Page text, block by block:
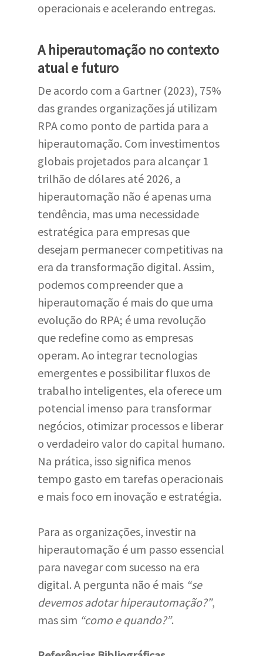
operacionais e acelerando entregas.
A hiperautomação no contexto
atual e futuro
De acordo com a Gartner (2023), 75%
das grandes organizações já utilizam
RPA como ponto de partida para a
hiperautomação. Com investimentos
globais projetados para alcançar 1
trilhão de dólares até 2026, a
hiperautomação não é apenas uma
tendência, mas uma necessidade
estratégica para empresas que
desejam permanecer competitivas na
era da transformação digital. Assim,
podemos compreender que a
hiperautomação é mais do que uma
evolução do RPA; é uma revolução
que redefine como as empresas
operam. Ao integrar tecnologias
emergentes e possibilitar fluxos de
trabalho inteligentes, ela oferece um
potencial imenso para transformar
negócios, otimizar processos e liberar
o verdadeiro valor do capital humano.
Na prática, isso significa menos
tempo gasto em tarefas operacionais
e mais foco em inovação e estratégia.
Para as organizações, investir na
hiperautomação é um passo essencial
para navegar com sucesso na era
digital. A pergunta não é mais “se
devemos adotar hiperautomação?”,
mas sim “como e quando?”.